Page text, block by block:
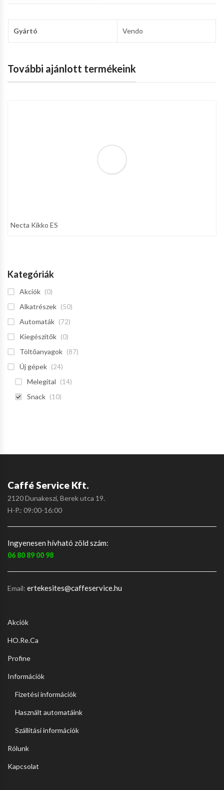
Gyártó Vendo
További ajánlott termékeink
Necta Kikko ES
Kategóriák
Akciók (0)
Alkatrészek (50)
Automaták (72)
Kiegészítők (0)
Töltőanyagok (87)
Új gépek (24)
Melegital (14)
Snack (10)
Caffé Service Kft.
2120 Dunakeszi, Berek utca 19.
H-P.: 09:00-16:00
Ingyenesen hívható zöld szám:
06 80 89 00 98
Email: ertekesites@caffeservice.hu
Akciók
HO.Re.Ca
Profine
Információk
Fizetési információk
Használt automatáink
Szállítási információk
Rólunk
Kapcsolat